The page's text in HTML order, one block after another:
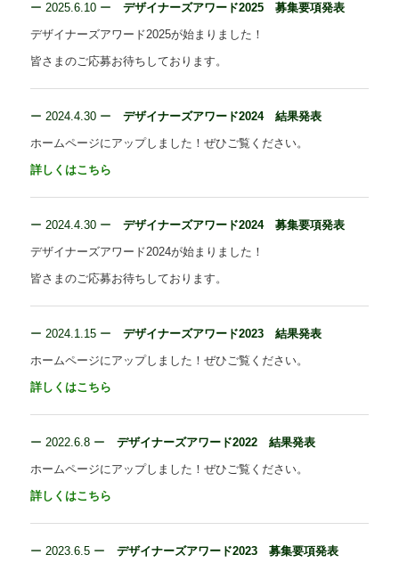
クランプの調整の仕方
ー2025.6.10 ーデザイナーズアワード2025 募集要項発表
デザイナーズアワード2025が始まりました！
皆さまのご応募お待ちしております。
ー2024.4.30 ーデザイナーズアワード2024 結果発表
ホームページにアップしました！ぜひご覧ください。
詳しくはこちら
ー2024.4.30 ーデザイナーズアワード2024 募集要項発表
デザイナーズアワード2024が始まりました！
皆さまのご応募お待ちしております。
ー2024.1.15 ーデザイナーズアワード2023 結果発表
ホームページにアップしました！ぜひご覧ください。
詳しくはこちら
ー2022.6.8 ーデザイナーズアワード2022 結果発表
ホームページにアップしました！ぜひご覧ください。
詳しくはこちら
ー2023.6.5 ーデザイナーズアワード2023 募集要項発表